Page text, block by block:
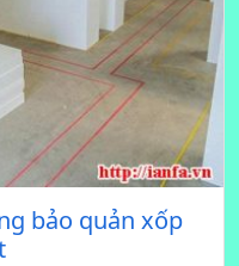
bảo quản xốp